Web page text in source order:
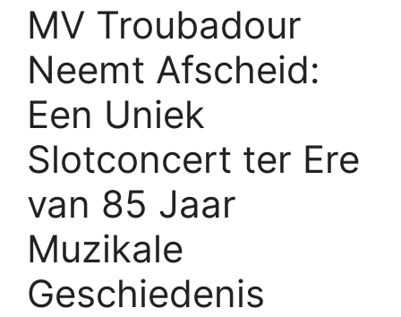
MV Troubadour
Neemt Afscheid:
Een Uniek
Slotconcert ter Ere
van 85 Jaar
Muzikale
Geschiedenis